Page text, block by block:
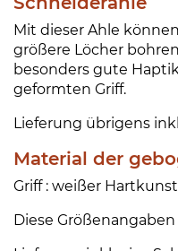
Mit dieser Ahle
größere Löcher
besonders gute
geformten Griff.
Lieferung übrigens
Material der
Griff : weißer
Diese